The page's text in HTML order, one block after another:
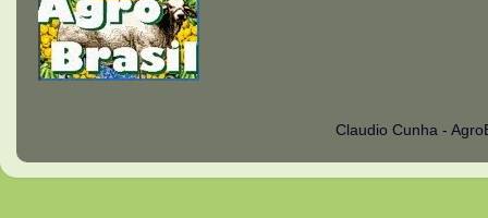
Claudio Cunha -